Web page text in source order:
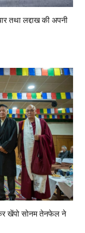
तथा लद्दाख की अपनी
खेंपो सोनम तेनफेल ने